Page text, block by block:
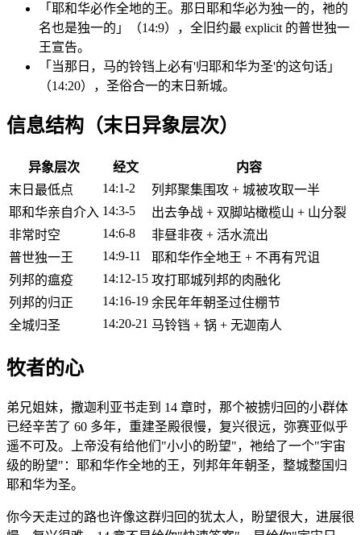
「耶和华必作全地的王。那日耶和华必为独一的，祂的
名也是独一的」（14:9），全旧约最 explicit 的普世独一
王宣告。
「当那日，马的铃铛上必有'归耶和华为圣'的这句话」
（14:20），圣俗合一的末日新城。
信息结构（末日异象层次）
异象层次 经文
内容
末日最低点
14:1-2
列邦聚集围攻 + 城被攻取一半
耶和华亲自介入 14:3-5
出去争战 + 双脚站橄榄山 + 山分裂
非常时空
14:6-8
非昼非夜 + 活水流出
普世独一王
14:9-11
耶和华作全地王 + 不再有咒诅
列邦的瘟疫
14:12-15 攻打耶城列邦的肉融化
列邦的归正
14:16-19 余民年年朝圣过住棚节
全城归圣
14:20-21 马铃铛 + 锅 + 无迦南人
牧者的心
弟兄姐妹，撒迦利亚书走到 14 章时，那个被掳归回的小群体
已经辛苦了 60 多年，重建圣殿很慢，复兴很远，弥赛亚似乎
遥不可及。上帝没有给他们"小小的盼望"，祂给了一个"宇宙
级的盼望"：耶和华作全地的王，列邦年年朝圣，整城整国归
耶和华为圣。
你今天走过的路也许像这群归回的犹太人，盼望很大，进展很